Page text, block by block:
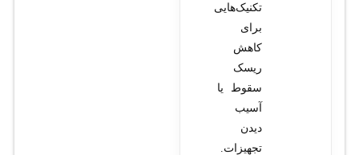
تکنیک‌هایی
برای
کاهش
ریسک
سقوط یا
آسیب
دیدن
تجهیزات.